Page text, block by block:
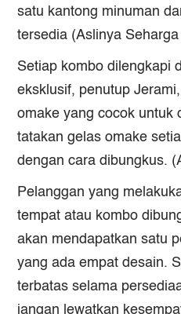
satu kantong minuman
tersedia (Aslinya
Setiap kombo dilengkapi
eksklusif, penutup
omake yang cocok untuk
tatakan gelas omake
dengan cara dibungkus.
Pelanggan yang
tempat atau kombo
akan mendapatkan satu
yang ada empat desain.
terbatas selama
jangan lewatkan